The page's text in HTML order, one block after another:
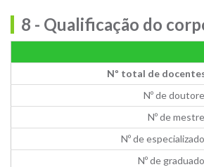
8 - Qualificação do
Nº total de
Nº de
Nº de
Nº de
Nº de